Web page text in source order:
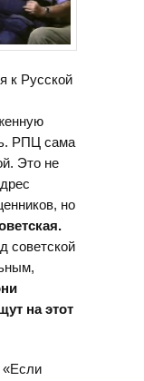
к Русской
РПЦ сама
Это не
но
советской
на этот
«Если